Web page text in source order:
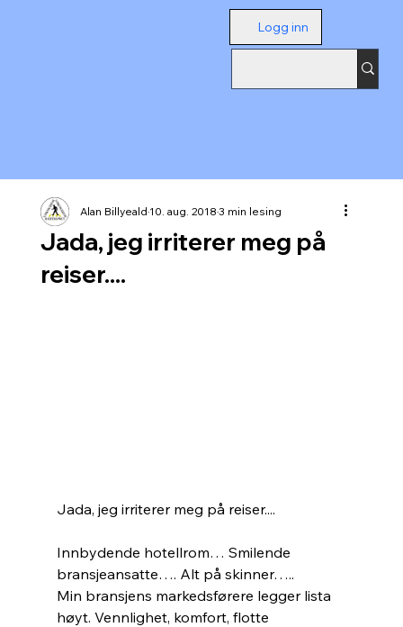
Logg inn
Jada, jeg irriterer meg på
reiser....
Alan Billyeald10. aug. 20183 min lesing
Jada, jeg irriterer meg på reiser....
Innbydende hotellrom… Smilende
bransjeansatte…. Alt på skinner…..
Min bransjens markedsførere legger lista
høyt. Vennlighet, komfort, flotte